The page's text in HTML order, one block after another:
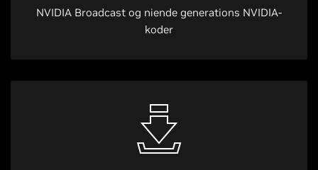
NVIDIA Broadcast og niende generations NVIDIA-
koder